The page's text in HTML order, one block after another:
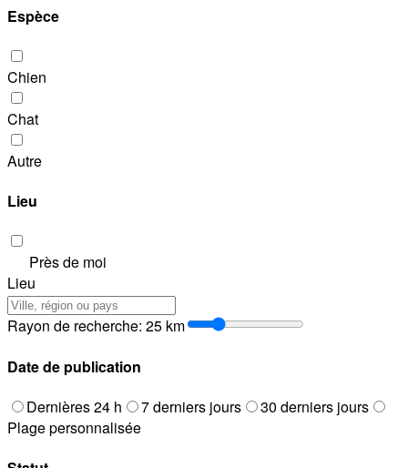
Espèce
Chien
Chat
Autre
Lieu
Près de moi
Lieu
Rayon de recherche: 25 km
Date de publication
Dernières 24 h
7 derniers jours
30 derniers jours
Plage personnalisée